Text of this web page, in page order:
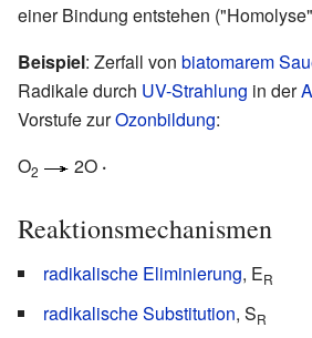
einer Bindung entstehen
Beispiel: Zerfall von biatomarem
Radikale durch UV-Strahlung in der
Vorstufe zurOzonbildung:
O2 2O ·
Reaktionsmechanismen
radikalische Eliminierung, ER
radikalische Substitution, SR